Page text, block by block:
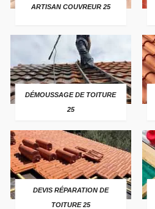
ARTISAN COUVREUR 25
DÉMOUSSAGE DE TOITURE
25
DEVIS RÉPARATION DE
TOITURE 25